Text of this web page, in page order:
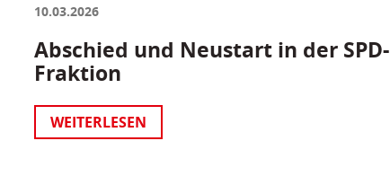
10.03.2026
Abschied und Neustart in der SPD-
Fraktion
WEITERLESEN